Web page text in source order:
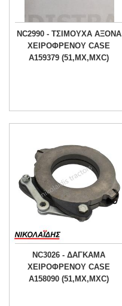
NC2990 - ΤΣΙΜΟΥΧΑ ΑΞΟΝΑ
ΧΕΙΡΟΦΡΕΝΟΥ CASE
A159379 (51,MX,MXC)
NC3026 - ΔΑΓΚΑΜΑ
ΧΕΙΡΟΦΡΕΝΟΥ CASE
A158090 (51,MX,MXC)